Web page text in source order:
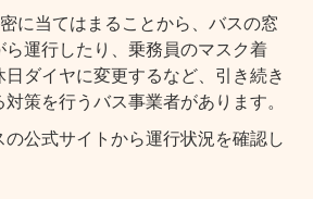
に当てはまることから、バスの窓
ら運行したり、乗務員のマスク着
ダイヤに変更するなど、引き続き
策を行うバス事業者があります。
公式サイトから運行状況を確認し